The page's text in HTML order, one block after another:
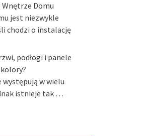
Wnętrze Domu
jest niezwykle
chodzi o instalację
podłogi i panele
występują w wielu
istnieje tak …